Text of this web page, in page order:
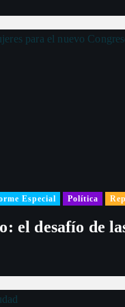
r
a
Especial Política
el desafío de